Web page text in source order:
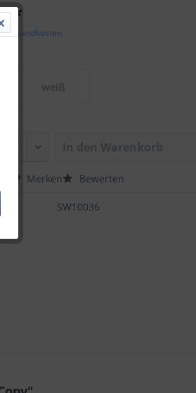
*
Versandkosten
weiß
Merken Bewerten
SW10036